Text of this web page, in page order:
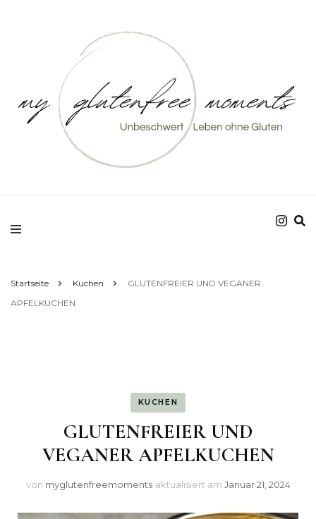
my glutenfree
Startseite Kuchen
GLUTENFREIER UND VEGANER
APFELKUCHEN
KUCHEN
GLUTENFREIER UND
VEGANER APFELKUCHEN
von myglutenfreemoments aktualisiert am Januar 21, 2024